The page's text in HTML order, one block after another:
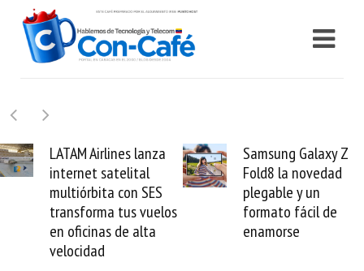
Samsung Galaxy Z
Fold8 la novedad
plegable y un
formato fácil de
enamorse
Cashea levanta 100
millones de dólares y
valida el crédito del
venezolano ante el
mundo